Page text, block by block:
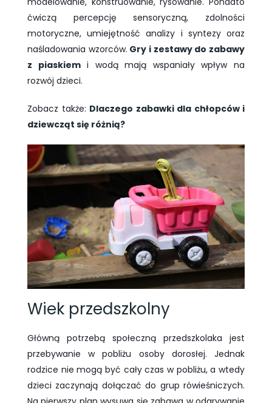
ćwiczą percepcję sensoryczną, zdolności
motoryczne, umiejętność analizy i syntezy oraz
naśladowania wzorców. Gry i zestawy do zabawy
z piaskiemi wodą mają wspaniały wpływ na
rozwój dzieci.
Zobacz także: Dlaczego zabawki dla chłopców i
dziewcząt się różnią?
Wiek przedszkolny
Główną potrzebą społeczną przedszkolaka jest
przebywanie w pobliżu osoby dorosłej. Jednak
rodzice nie mogą być cały czas w pobliżu, a wtedy
dzieci zaczynają dołączać do grup rówieśniczych.